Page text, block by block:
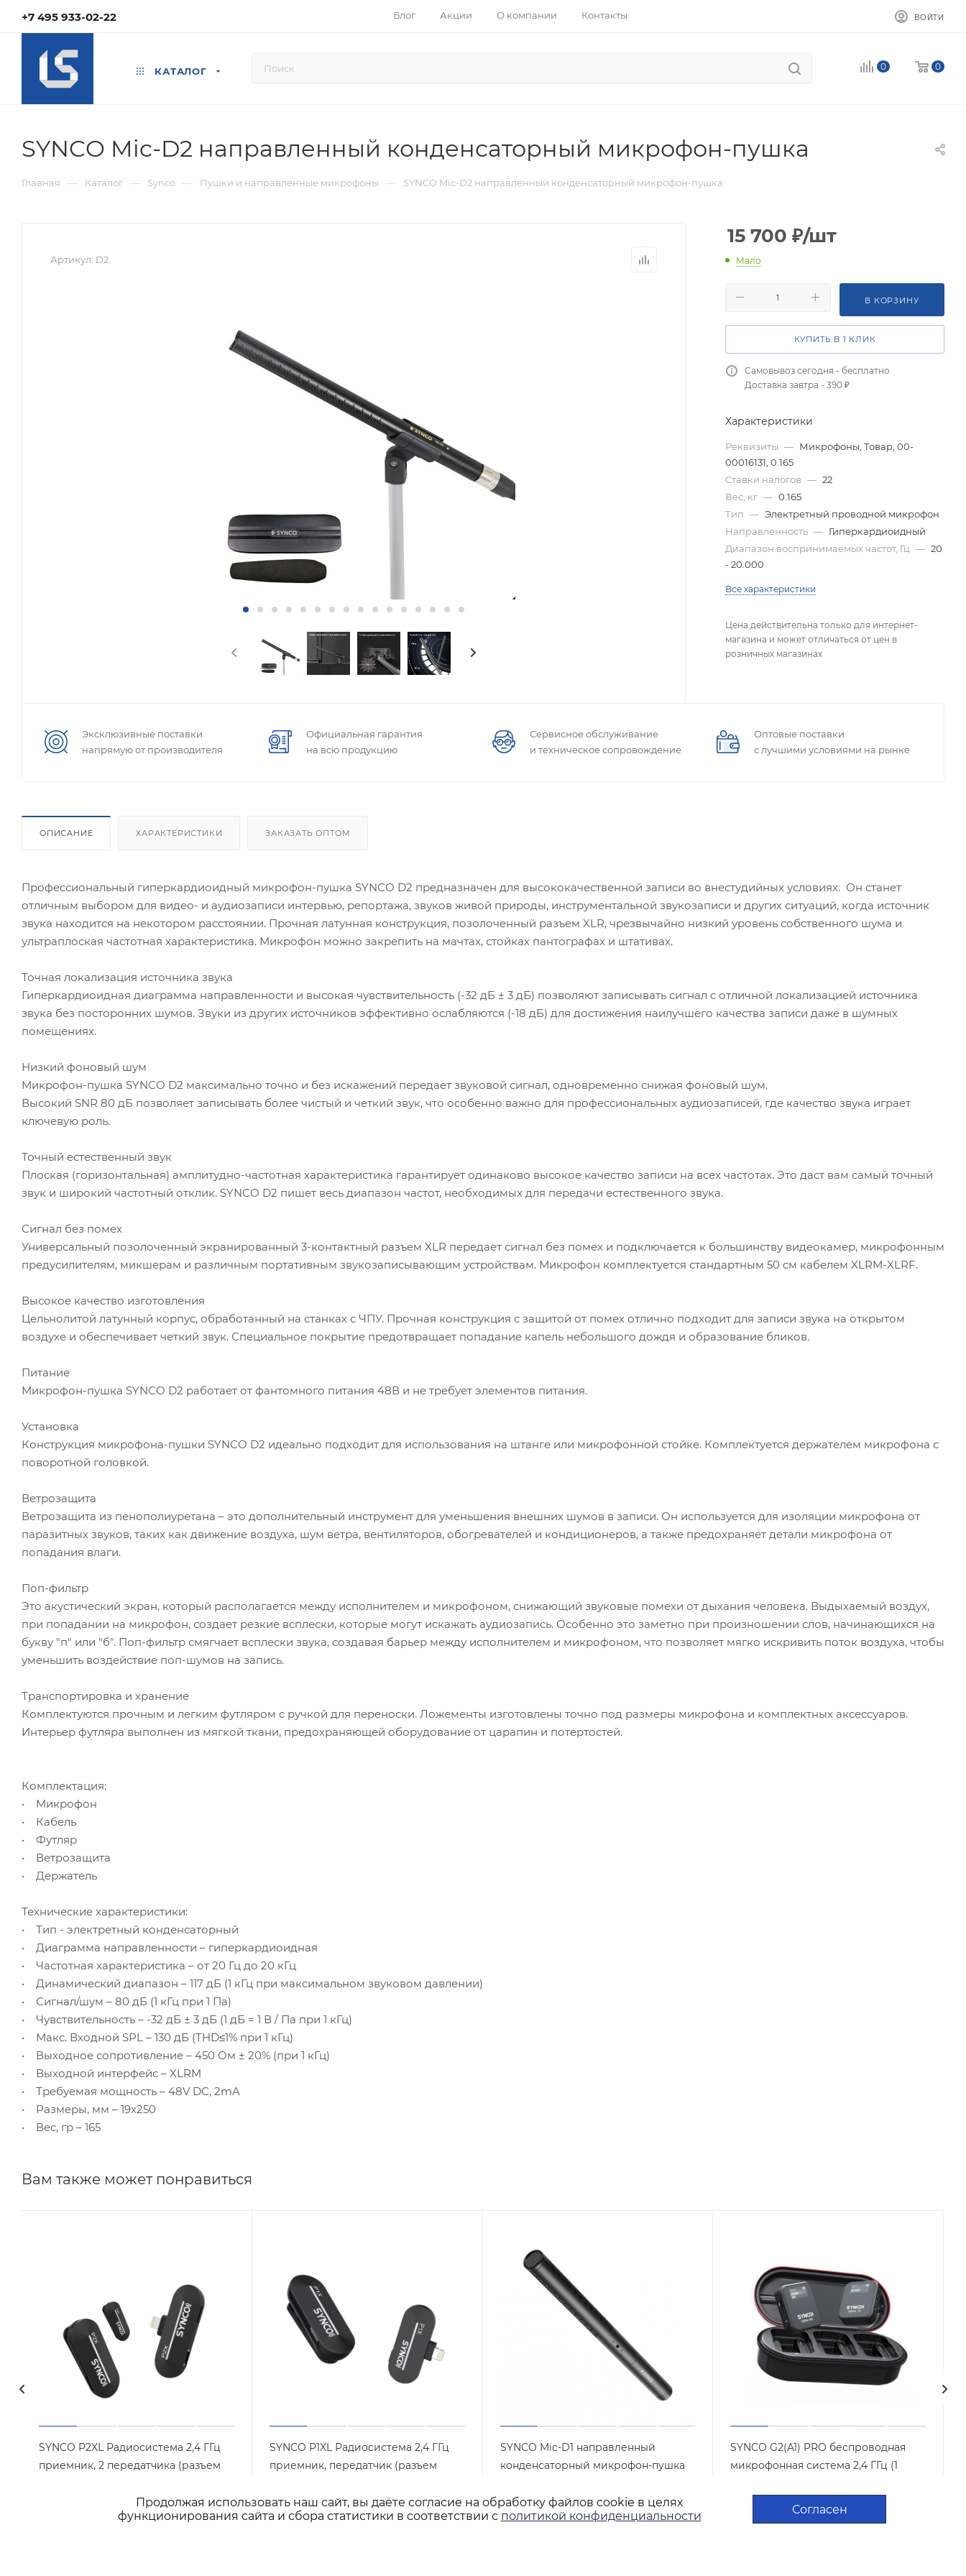
Продолжая использовать наш сайт, вы даёте согласие на обработку файлов cookie в целях
функционирования сайта и сбора статистики в соответствии с политикой конфиденциальности Согласен
+7 495 933-02-22 Блог Акции О компании Контакты ВОЙТИ
КАТАЛОГ 0 0
SYNCO Mic-D2 направленный конденсаторный микрофон-пушка
Главная — Каталог — Synco — Пушки и направленные микрофоны — SYNCO Mic-D2 направленный конденсаторный микрофон-пушка
Артикул: D2
Эксклюзивные поставки
напрямую от производителя
Официальная гарантия
на всю продукцию
Сервисное обслуживание
и техническое сопровождение
Оптовые поставки
с лучшими условиями на рынке
ОПИСАНИЕ ХАРАКТЕРИСТИКИ ЗАКАЗАТЬ ОПТОМ
Профессиональный гиперкардиоидный микрофон-пушка SYNCO D2 предназначен для высококачественной записи во внестудийных условиях. Он станет
отличным выбором для видео- и аудиозаписи интервью, репортажа, звуков живой природы, инструментальной звукозаписи и других ситуаций, когда источник
звука находится на некотором расстоянии. Прочная латунная конструкция, позолоченный разъем XLR, чрезвычайно низкий уровень собственного шума и
ультраплоская частотная характеристика. Микрофон можно закрепить на мачтах, стойках пантографах и штативах.
Точная локализация источника звука
Гиперкардиоидная диаграмма направленности и высокая чувствительность (-32 дБ ± 3 дБ) позволяют записывать сигнал с отличной локализацией источника
звука без посторонних шумов. Звуки из других источников эффективно ослабляются (-18 дБ) для достижения наилучшего качества записи даже в шумных
помещениях.
Низкий фоновый шум
Микрофон-пушка SYNCO D2 максимально точно и без искажений передает звуковой сигнал, одновременно снижая фоновый шум.
Высокий SNR 80 дБ позволяет записывать более чистый и четкий звук, что особенно важно для профессиональных аудиозаписей, где качество звука играет
ключевую роль.
Точный естественный звук
Плоская (горизонтальная) амплитудно-частотная характеристика гарантирует одинаково высокое качество записи на всех частотах. Это даст вам самый точный
звук и широкий частотный отклик. SYNCO D2 пишет весь диапазон частот, необходимых для передачи естественного звука.
Сигнал без помех
Универсальный позолоченный экранированный 3-контактный разъем XLR передает сигнал без помех и подключается к большинству видеокамер, микрофонным
предусилителям, микшерам и различным портативным звукозаписывающим устройствам. Микрофон комплектуется стандартным 50 см кабелем XLRM-XLRF.
Высокое качество изготовления
Цельнолитой латунный корпус, обработанный на станках с ЧПУ. Прочная конструкция с защитой от помех отлично подходит для записи звука на открытом
воздухе и обеспечивает четкий звук. Специальное покрытие предотвращает попадание капель небольшого дождя и образование бликов.
Питание
Микрофон-пушка SYNCO D2 работает от фантомного питания 48В и не требует элементов питания.
Установка
Конструкция микрофона-пушки SYNCO D2 идеально подходит для использования на штанге или микрофонной стойке. Комплектуется держателем микрофона с
поворотной головкой.
Ветрозащита
Ветрозащита из пенополиуретана – это дополнительный инструмент для уменьшения внешних шумов в записи. Он используется для изоляции микрофона от
паразитных звуков, таких как движение воздуха, шум ветра, вентиляторов, обогревателей и кондиционеров, а также предохраняет детали микрофона от
попадания влаги.
Поп-фильтр
Это акустический экран, который располагается между исполнителем и микрофоном, снижающий звуковые помехи от дыхания человека. Выдыхаемый воздух,
при попадании на микрофон, создает резкие всплески, которые могут искажать аудиозапись. Особенно это заметно при произношении слов, начинающихся на
букву "п" или "б". Поп-фильтр смягчает всплески звука, создавая барьер между исполнителем и микрофоном, что позволяет мягко искривить поток воздуха, чтобы
уменьшить воздействие поп-шумов на запись.
Транспортировка и хранение
Комплектуются прочным и легким футляром с ручкой для переноски. Ложементы изготовлены точно под размеры микрофона и комплектных аксессуаров.
Интерьер футляра выполнен из мягкой ткани, предохраняющей оборудование от царапин и потертостей.
Комплектация:
• Микрофон
• Кабель
• Футляр
• Ветрозащита
• Держатель
Технические характеристики:
• Тип - электретный конденсаторный
• Диаграмма направленности – гиперкардиоидная
• Частотная характеристика – от 20 Гц до 20 кГц
• Динамический диапазон – 117 дБ (1 кГц при максимальном звуковом давлении)
• Сигнал/шум – 80 дБ (1 кГц при 1 Па)
• Чувствительность – -32 дБ ± 3 дБ (1 дБ = 1 В / Па при 1 кГц)
• Макс. Входной SPL – 130 дБ (THD≤1% при 1 кГц)
• Выходное сопротивление – 450 Ом ± 20% (при 1 кГц)
• Выходной интерфейс – XLRM
• Требуемая мощность – 48V DC, 2mA
• Размеры, мм – 19х250
• Вес, гр – 165
Вам также может понравиться
SYNCO P2XL Радиосистема 2,4 ГГц
приемник, 2 передатчика (разъем
SYNCO P1XL Радиосистема 2,4 ГГц
приемник, передатчик (разъем
Много Арт.: P1XL
SYNCO Mic-D1 направленный
конденсаторный микрофон-пушка
SYNCO G2(A1) PRO беспроводная
микрофонная система 2,4 ГГц (1
15 700 ₽/шт
Мало
В КОРЗИНУ
КУПИТЬ В 1 КЛИК
Самовывоз сегодня - бесплатно
Доставка завтра - 390 ₽
Характеристики
Реквизиты — Микрофоны, Товар, 00-
00016131, 0.165
Ставки налогов — 22
Вес, кг — 0.165
Тип — Электретный проводной микрофон
Направленность — Гиперкардиоидный
Диапазон воспринимаемых частот, Гц — 20
- 20.000
Все характеристики
Цена действительна только для интернет-
магазина и может отличаться от цен в
розничных магазинах